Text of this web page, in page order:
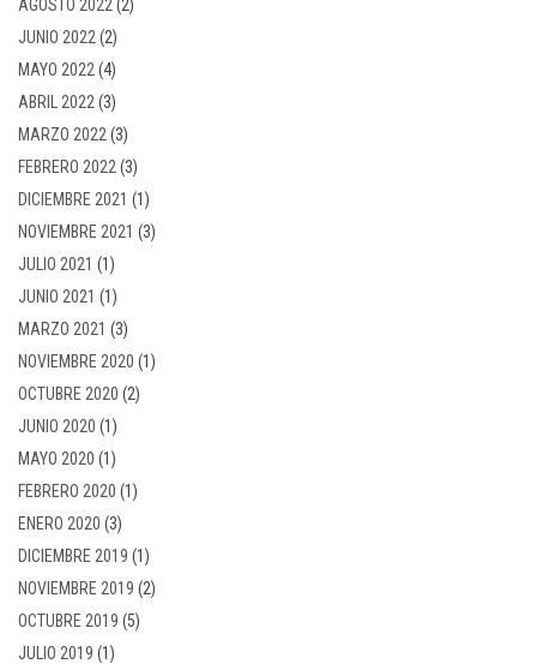
AGOSTO 2022 (2)
JUNIO 2022 (2)
MAYO 2022 (4)
ABRIL 2022 (3)
MARZO 2022 (3)
FEBRERO 2022 (3)
DICIEMBRE 2021 (1)
NOVIEMBRE 2021 (3)
JULIO 2021 (1)
JUNIO 2021 (1)
MARZO 2021 (3)
NOVIEMBRE 2020 (1)
OCTUBRE 2020 (2)
JUNIO 2020 (1)
MAYO 2020 (1)
FEBRERO 2020 (1)
ENERO 2020 (3)
DICIEMBRE 2019 (1)
NOVIEMBRE 2019 (2)
OCTUBRE 2019 (5)
JULIO 2019 (1)